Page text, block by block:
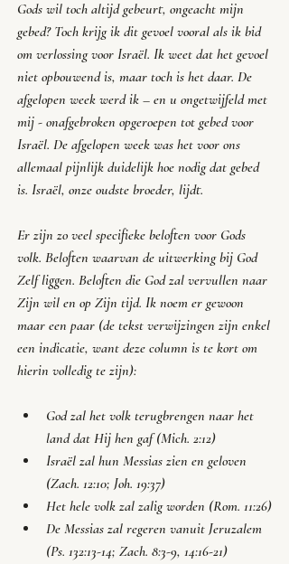
Gods wil toch altijd gebeurt, ongeacht mijn
gebed? Toch krijg ik dit gevoel vooral als ik bid
om verlossing voor Israël. Ik weet dat het gevoel
niet opbouwend is, maar toch is het daar. De
afgelopen week werd ik – en u ongetwijfeld met
mij - onafgebroken opgeroepen tot gebed voor
Israël. De afgelopen week was het voor ons
allemaal pijnlijk duidelijk hoe nodig dat gebed
is. Israël, onze oudste broeder, lijdt.
Er zijn zo veel specifieke beloften voor Gods
volk. Beloften waarvan de uitwerking bij God
Zelf liggen. Beloften die God zal vervullen naar
Zijn wil en op Zijn tijd. Ik noem er gewoon
maar een paar (de tekst verwijzingen zijn enkel
een indicatie, want deze column is te kort om
hierin volledig te zijn):
God zal het volk terugbrengen naar het
land dat Hij hen gaf (Mich. 2:12)
Israël zal hun Messias zien en geloven
(Zach. 12:10; Joh. 19:37)
Het hele volk zal zalig worden (Rom. 11:26)
De Messias zal regeren vanuit Jeruzalem
(Ps. 132:13-14; Zach. 8:3-9, 14:16-21)